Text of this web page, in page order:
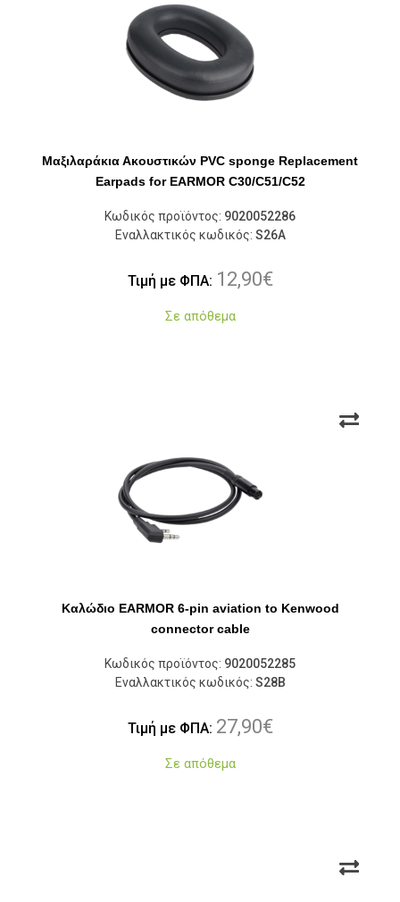
Μαξιλαράκια Ακουστικών PVC sponge Replacement
Earpads for EARMOR C30/C51/C52
Κωδικός προϊόντος: 9020052286
Εναλλακτικός κωδικός: S26A
Τιμή με ΦΠΑ: 12,90€
Σε απόθεμα
Καλώδιο EARMOR 6-pin aviation to Kenwood
connector cable
Κωδικός προϊόντος: 9020052285
Εναλλακτικός κωδικός: S28B
Τιμή με ΦΠΑ: 27,90€
Σε απόθεμα